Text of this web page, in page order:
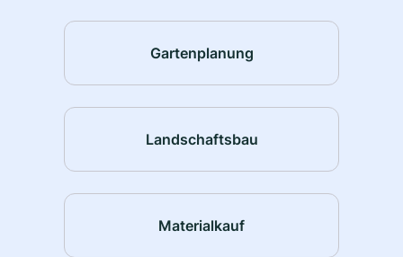
Gartenplanung
Landschaftsbau
Materialkauf